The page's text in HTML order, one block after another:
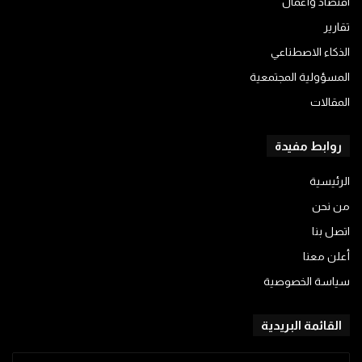
تقارير
الذكاء الاصطناعي
المسؤولية المجتمعية
المقالات
روابط مفيدة
الرئيسية
من نحن
اتصل بنا
أعلن معنا
سياسة الخصوصية
القائمة البريدية